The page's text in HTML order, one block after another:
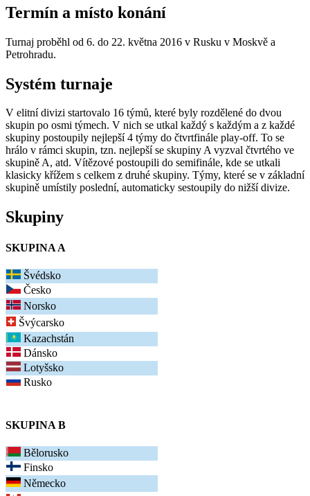
Termín a místo konání
Turnaj proběhl od 6. do 22. května 2016 v Rusku v Moskvě a
Petrohradu.
Systém turnaje
V elitní divizi startovalo 16 týmů, které byly rozdělené do dvou
skupin po osmi týmech. V nich se utkal každý s každým a z každé
skupiny postoupily nejlepší 4 týmy do čtvrtfinále play-off. To se
hrálo v rámci skupin, tzn. nejlepší se skupiny A vyzval čtvrtého ve
skupině A, atd. Vítězové postoupili do semifinále, kde se utkali
klasicky křížem s celkem z druhé skupiny. Týmy, které se v základní
skupině umístily poslední, automaticky sestoupily do nižší divize.
Skupiny
SKUPINA A
Švédsko
Česko
Norsko
Švýcarsko
Kazachstán
Dánsko
Lotyšsko
Rusko
SKUPINA B
Bělorusko
Finsko
Německo